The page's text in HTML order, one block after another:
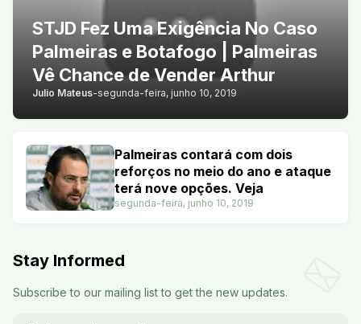
STJD Fez Uma Exigência No Caso
Palmeiras e Botafogo | Palmeiras
Vê Chance de Vender Arthur
Julio Mateus-segunda-feira, junho 10, 2019
Palmeiras contará com dois
reforços no meio do ano e ataque
terá nove opções. Veja
segunda-feira, junho 10, 2019
Stay Informed
Subscribe to our mailing list to get the new updates.